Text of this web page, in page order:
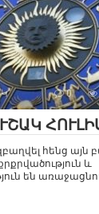
0
հենց այն
և
են